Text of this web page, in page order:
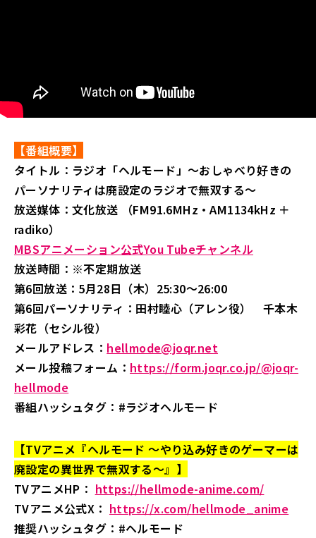
【番組概要】
タイトル：ラジオ「ヘルモード」～おしゃべり好きの
パーソナリティは廃設定のラジオで無双する～
放送媒体：文化放送 （FM91.6MHz・AM1134kHz ＋
radiko）
MBSアニメーション公式You Tubeチャンネル
放送時間：※不定期放送
第6回放送：5月28日（木）25:30～26:00
第6回パーソナリティ：田村睦心（アレン役） 千本木
彩花（セシル役）
メールアドレス： hellmode@joqr.net
メール投稿フォーム： https://form.joqr.co.jp/@joqr-
hellmode
番組ハッシュタグ：#ラジオヘルモード
【TVアニメ『ヘルモード ～やり込み好きのゲーマーは
廃設定の異世界で無双する～』】
TVアニメHP： https://hellmode-anime.com/
TVアニメ公式X： https://x.com/hellmode_anime
推奨ハッシュタグ：#ヘルモード